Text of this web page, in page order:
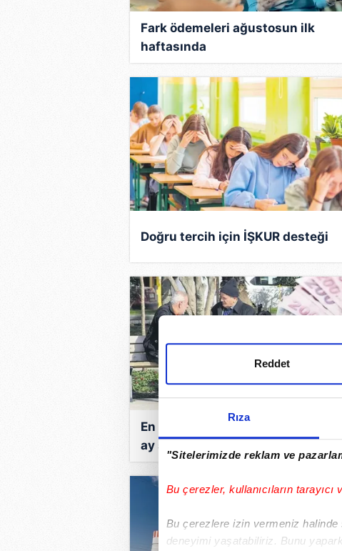
Rıza
"Sitelerimizde reklam ve
Bu çerezler, kullanıcıların tarayıcı
Bu çerezlere izin vermeniz
deneyimi yaşatabiliriz. Bunu
Reddet
Fark ödemeleri ağustosun ilk
haftasında
Doğru tercih için İŞKUR desteği
En düşük emekli aylığı ödemesi
ay sonuna yetişecek